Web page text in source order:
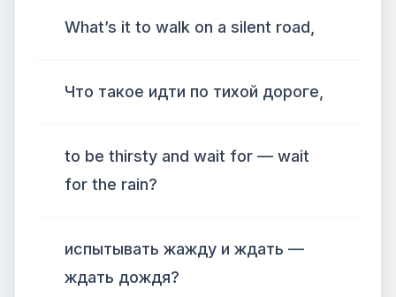
What’s it to walk on a silent road,
Что такое идти по тихой дороге,
to be thirsty and wait for — wait
for the rain?
испытывать жажду и ждать —
ждать дождя?